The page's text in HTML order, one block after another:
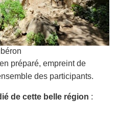
préparé, empreint de
des participants.
de cette belle région :